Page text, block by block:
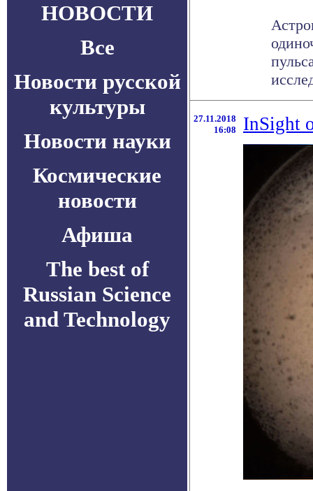
НОВОСТИ
Все
Новости русской
культуры
Новости науки
Космические
новости
Афиша
The best of
Russian Science
and Technology
27.11.2018
16:08
InSight